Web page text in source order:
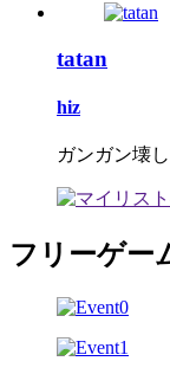
tatan
hiz
ガンガン壊
フリーゲー